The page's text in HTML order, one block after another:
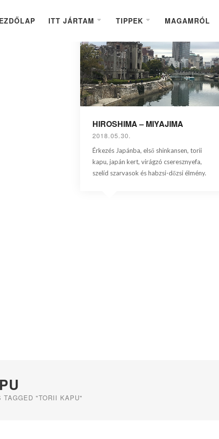
ITT JÁRTAM TIPPEK MAGAMRÓL
HIROSHIMA – MIYAJIMA
2018.05.30.
Érkezés Japánba, első shinkansen, torii
kapu, japán kert, virágzó cseresznyefa,
szelíd szarvasok és habzsi-dőzsi élmény.
TAGGED "TORII KAPU"